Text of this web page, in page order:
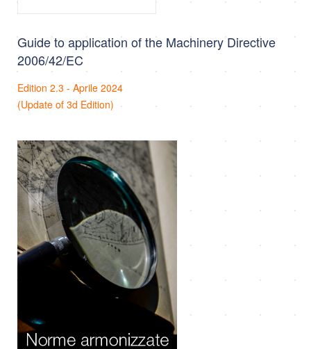
Guide to application of the Machinery Directive
2006/42/EC
Edition 2.3 - Aprile 2024
(Update of 3d Edition)